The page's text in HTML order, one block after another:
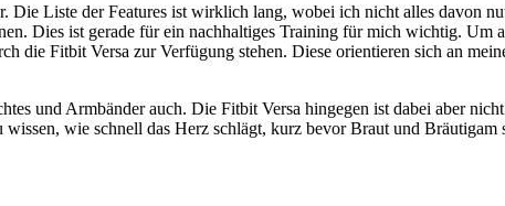
Die Liste der Features ist wirklich lang, wobei ich nicht alles davon
Dies ist gerade für ein nachhaltiges Training für mich wichtig. Um
die Fitbit Versa zur Verfügung stehen. Diese orientieren sich an
und Armbänder auch. Die Fitbit Versa hingegen ist dabei aber
wie schnell das Herz schlägt, kurz bevor Braut und